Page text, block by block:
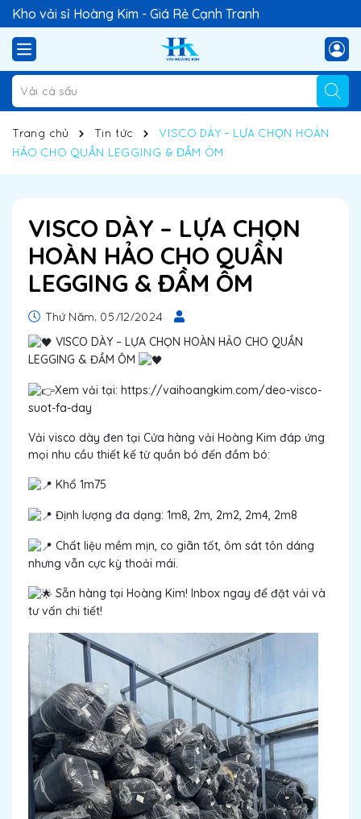
Kho vải sỉ Hoàng Kim - Giá Rẻ Cạnh Tranh
Trang chủ Tin tức
VISCO DÀY – LỰA CHỌN HOÀN
HẢO CHO QUẦN LEGGING & ĐẦM ÔM
VISCO DÀY – LỰA CHỌN
HOÀN HẢO CHO QUẦN
LEGGING & ĐẦM ÔM
Thứ Năm, 05/12/2024
VISCO DÀY – LỰA CHỌN HOÀN HẢO CHO QUẦN
LEGGING & ĐẦM ÔM
Xem vải tại: https://vaihoangkim.com/deo-visco-
suot-fa-day
Vải visco dày đen tại Cửa hàng vải Hoàng Kim đáp ứng
mọi nhu cầu thiết kế từ quần bó đến đầm bó:
Khổ 1m75
Định lượng đa dạng: 1m8, 2m, 2m2, 2m4, 2m8
Chất liệu mềm mịn, co giãn tốt, ôm sát tôn dáng
nhưng vẫn cực kỳ thoải mái.
Sẵn hàng tại Hoàng Kim! Inbox ngay để đặt vải và
tư vấn chi tiết!